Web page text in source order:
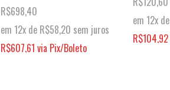
R$698,40
em 12x de R$58,20 sem juros
R$607,61 via Pix/Boleto
em 12x de
R$104,92